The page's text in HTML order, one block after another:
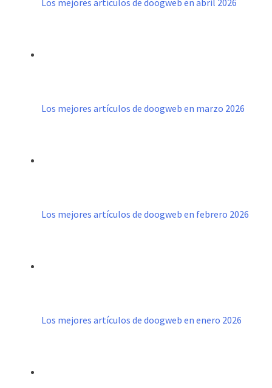
Los mejores artículos de doogweb en marzo 2026
Los mejores artículos de doogweb en febrero 2026
Los mejores artículos de doogweb en enero 2026